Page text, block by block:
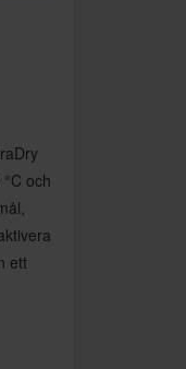
och
ett